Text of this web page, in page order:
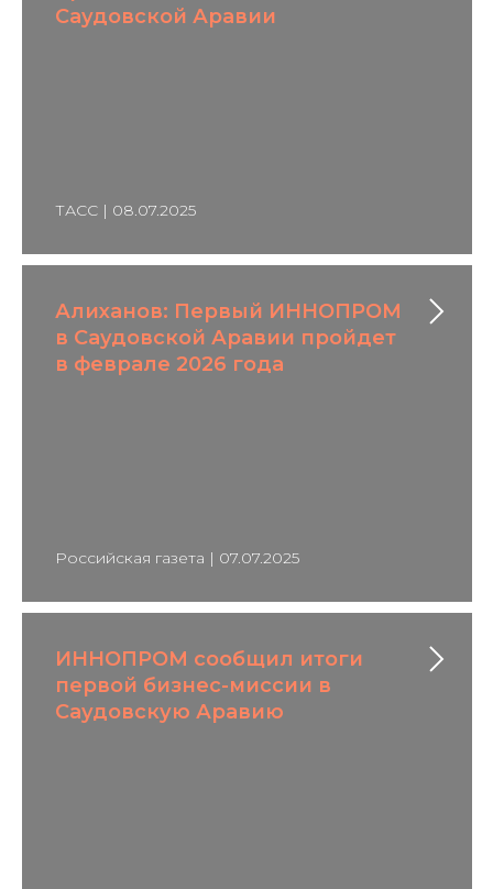
Саудовской Аравии
ТАСС | 08.07.2025
Алиханов: Первый ИННОПРОМ
в Саудовской Аравии пройдет
в феврале 2026 года
Российская газета | 07.07.2025
ИННОПРОМ сообщил итоги
первой бизнес-миссии в
Саудовскую Аравию